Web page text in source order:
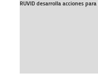
RUVID desarrolla acciones